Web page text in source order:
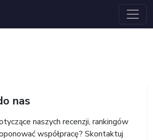
nas
naszych recenzji, rankingów
współpracę? Skontaktuj